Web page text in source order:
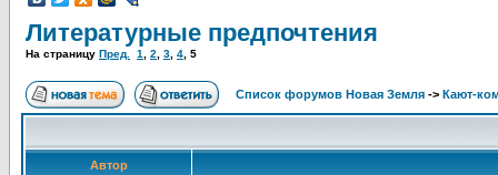
Литературные предпочтения
На страницу Пред. 1 2 3 4 5
Список форумов Новая Земля -> Кают-
Автор